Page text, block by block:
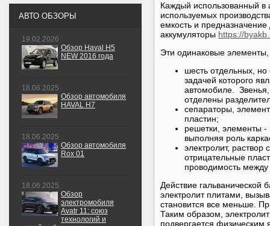
Каждый использованный в
используемых
емкость и
аккумуляторы https://
Эти одинаковые
шесть отдельных,
задачей которого
автомобиле.
отделены
сепараторы,
пластин;
решетки, элементы -
выполняя роль
электролит,
отрицательные
проводимость
Действие
электролит плитами,
становится все меньше.
Таким образом,
подвергается
АВТО ОБЗОРЫ
19.02.2026
Обзор Haval H5
NEW 2016 года
18.06.2025
Обзор автомобиля
HAVAL H7
18.06.2025
Обзор автомобиля
Rox 01
18.06.2025
Обзор
электромобиля
Avatr 11: союз
технологий и